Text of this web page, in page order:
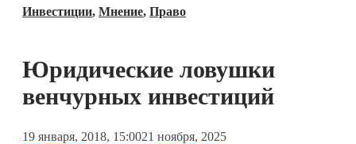
Блокчейн
Технологии
Инвестиции, Мнение, Право
Юридические ловушки
венчурных инвестиций
19 января, 2018, 15:0021 ноября, 2025